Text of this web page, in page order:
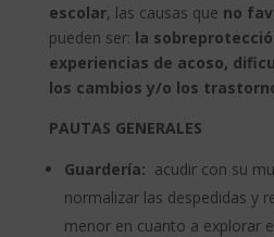
escolar, las causas que no
pueden ser: la
experiencias de acoso,
los cambios y/o los
PAUTAS GENERALES
Guardería: acudir con su
normalizar las despedidas y
menor en cuanto a explorar